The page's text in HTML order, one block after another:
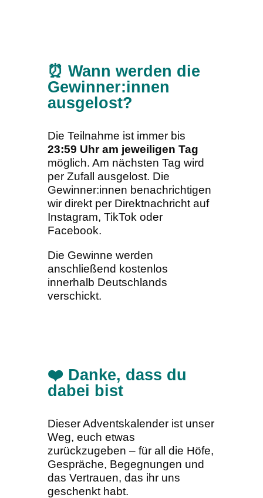
⏰ Wann werden die
Gewinner:innen
ausgelost?
Die Teilnahme ist immer bis
23:59 Uhr am jeweiligen Tag
möglich. Am nächsten Tag wird
per Zufall ausgelost. Die
Gewinner:innen benachrichtigen
wir direkt per Direktnachricht auf
Instagram, TikTok oder
Facebook.
Die Gewinne werden
anschließend kostenlos
innerhalb Deutschlands
verschickt.
❤️ Danke, dass du
dabei bist
Dieser Adventskalender ist unser
Weg, euch etwas
zurückzugeben – für all die Höfe,
Gespräche, Begegnungen und
das Vertrauen, das ihr uns
geschenkt habt.